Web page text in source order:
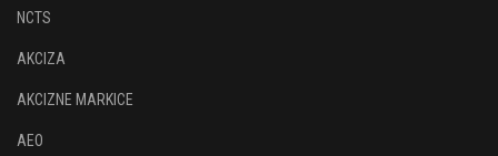
NCTS
AKCIZA
AKCIZNE MARKICE
AEO